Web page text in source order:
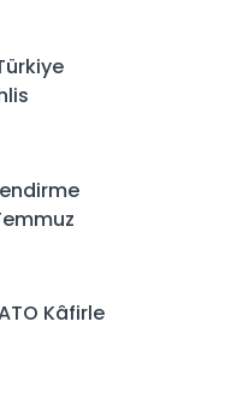
Duyurur
Kâfirle